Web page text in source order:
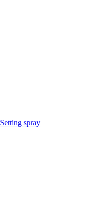
Setting spray